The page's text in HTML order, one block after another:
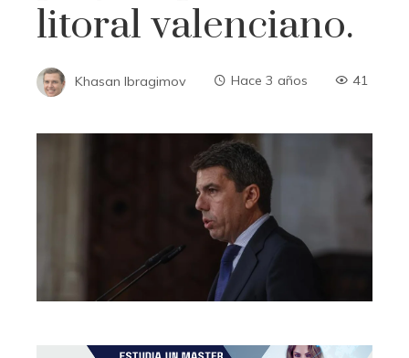
litoral valenciano.
Khasan Ibragimov Hace 3 años 41